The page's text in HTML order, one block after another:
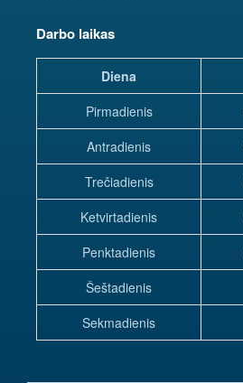
Darbo laikas
Diena
Pirmadienis
Antradienis
Trečiadienis
Ketvirtadienis
Penktadienis
Šeštadienis
Sekmadienis